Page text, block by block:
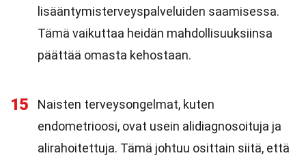
lisääntymisterveyspalveluiden saamisessa.
Tämä vaikuttaa heidän mahdollisuuksiinsa
päättää omasta kehostaan.
15
Naisten terveysongelmat, kuten
endometrioosi, ovat usein alidiagnosoituja ja
alirahoitettuja. Tämä johtuu osittain siitä, että